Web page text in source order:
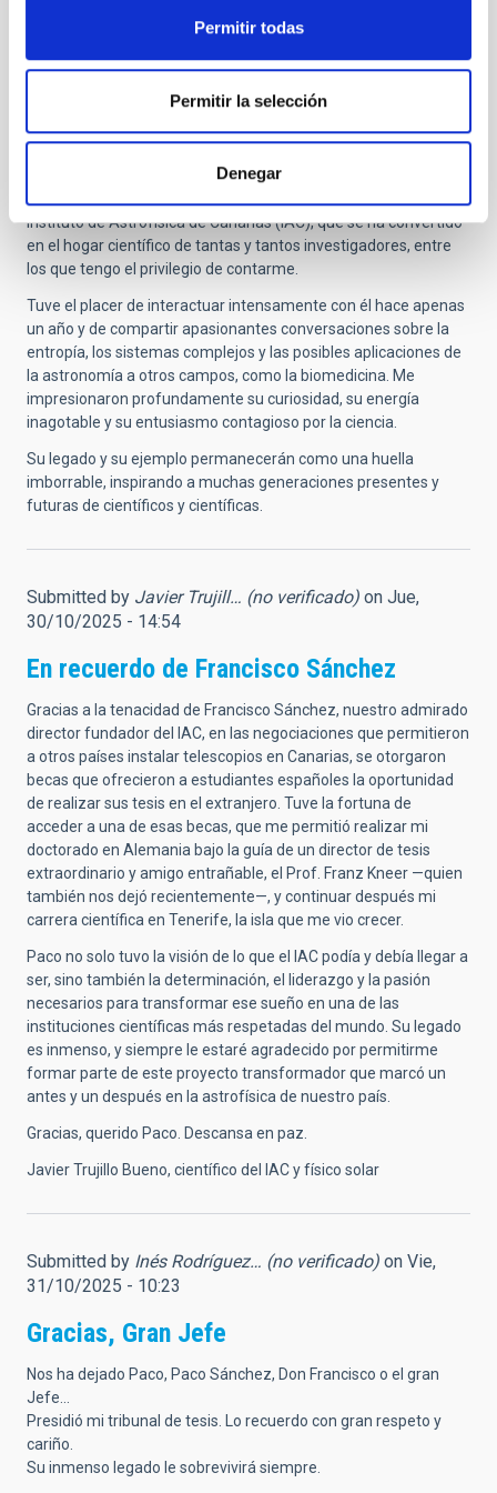
Permitir todas
Permitir la selección
Denegar
Francisco-Shu … (no verificado)
30/10/2025 - 14:45
Respeto y admiración
admiración por quien ha desempeñado un papel fundamental
en el desarrollo de la astrofísica en España y, en particular, en el
Instituto de Astrofísica de Canarias (IAC), que se ha convertido
en el hogar científico de tantas y tantos investigadores, entre
los que tengo el privilegio de contarme.
Tuve el placer de interactuar intensamente con él hace apenas
un año y de compartir apasionantes conversaciones sobre la
entropía, los sistemas complejos y las posibles aplicaciones de
la astronomía a otros campos, como la biomedicina. Me
impresionaron profundamente su curiosidad, su energía
inagotable y su entusiasmo contagioso por la ciencia.
Su legado y su ejemplo permanecerán como una huella
imborrable, inspirando a muchas generaciones presentes y
futuras de científicos y científicas.
Submitted by Javier Trujill… (no verificado) on Jue,
30/10/2025 - 14:54
En recuerdo de Francisco Sánchez
Gracias a la tenacidad de Francisco Sánchez, nuestro admirado
director fundador del IAC, en las negociaciones que permitieron
a otros países instalar telescopios en Canarias, se otorgaron
becas que ofrecieron a estudiantes españoles la oportunidad
de realizar sus tesis en el extranjero. Tuve la fortuna de
acceder a una de esas becas, que me permitió realizar mi
doctorado en Alemania bajo la guía de un director de tesis
extraordinario y amigo entrañable, el Prof. Franz Kneer —quien
también nos dejó recientemente—, y continuar después mi
carrera científica en Tenerife, la isla que me vio crecer.
Paco no solo tuvo la visión de lo que el IAC podía y debía llegar a
ser, sino también la determinación, el liderazgo y la pasión
necesarios para transformar ese sueño en una de las
instituciones científicas más respetadas del mundo. Su legado
es inmenso, y siempre le estaré agradecido por permitirme
formar parte de este proyecto transformador que marcó un
antes y un después en la astrofísica de nuestro país.
Gracias, querido Paco. Descansa en paz.
Javier Trujillo Bueno, científico del IAC y físico solar
Submitted by Inés Rodríguez… (no verificado) on Vie,
31/10/2025 - 10:23
Gracias, Gran Jefe
Nos ha dejado Paco, Paco Sánchez, Don Francisco o el gran
Jefe...
Presidió mi tribunal de tesis. Lo recuerdo con gran respeto y
cariño.
Su inmenso legado le sobrevivirá siempre.